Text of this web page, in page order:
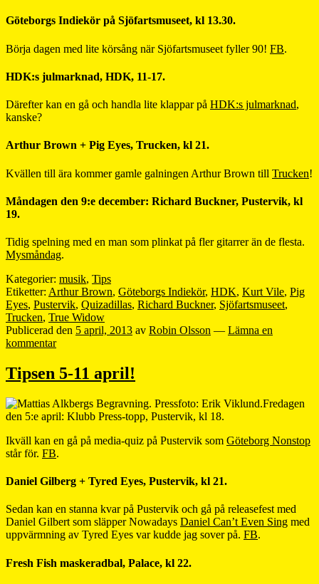
Göteborgs Indiekör på Sjöfartsmuseet, kl 13.30.
Börja dagen med lite körsång när Sjöfartsmuseet fyller 90! FB.
HDK:s julmarknad, HDK, 11-17.
Därefter kan en gå och handla lite klappar på HDK:s julmarknad,
kanske?
Arthur Brown + Pig Eyes, Trucken, kl 21.
Kvällen till ära kommer gamle galningen Arthur Brown till Trucken!
Måndagen den 9:e december: Richard Buckner, Pustervik, kl
19.
Tidig spelning med en man som plinkat på fler gitarrer än de flesta.
Mysmåndag.
Kategorier: musik, Tips
Etiketter: Arthur Brown, Göteborgs Indiekör, HDK, Kurt Vile, Pig
Eyes, Pustervik, Quizadillas, Richard Buckner, Sjöfartsmuseet,
Trucken, True Widow
Publicerad den 5 april, 2013 av Robin Olsson — Lämna en
kommentar
Tipsen 5-11 april!
Fredagen
den 5:e april: Klubb Press-topp, Pustervik, kl 18.
Ikväll kan en gå på media-quiz på Pustervik som Göteborg Nonstop
står för. FB.
Daniel Gilberg + Tyred Eyes, Pustervik, kl 21.
Sedan kan en stanna kvar på Pustervik och gå på releasefest med
Daniel Gilbert som släpper Nowadays Daniel Can’t Even Sing med
uppvärmning av Tyred Eyes var kudde jag sover på. FB.
Fresh Fish maskeradbal, Palace, kl 22.